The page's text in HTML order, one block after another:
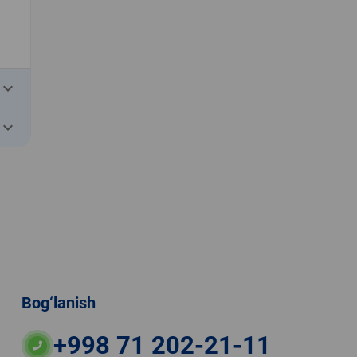
keyboard_arrow_down
keyboard_arrow_down
Bog‘lanish
+998 71 202-21-11